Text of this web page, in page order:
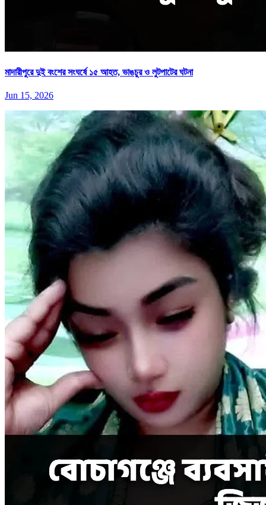
মাদারীপুরে দুই বংশের সংঘর্ষে ১৫ আহত, ভাঙচুর ও লুটপাটের ঘটনা
Jun 15, 2026